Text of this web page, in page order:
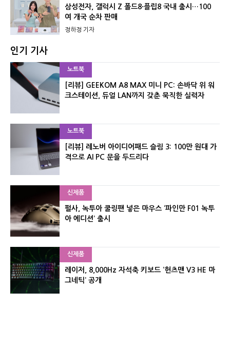
삼성전자, 갤럭시 Z 폴드8·플립8 국내 출시…100
여 개국 순차 판매
정하정 기자
인기 기사
노트북
[리뷰] GEEKOM A8 MAX 미니 PC: 손바닥 위 워
크스테이션, 듀얼 LAN까지 갖춘 묵직한 실력자
노트북
[리뷰] 레노버 아이디어패드 슬림 3: 100만 원대 가
격으로 AI PC 문을 두드리다
신제품
펄사, 녹투아 쿨링팬 넣은 마우스 ‘파인만 F01 녹투
아 에디션’ 출시
신제품
레이저, 8,000Hz 자석축 키보드 ‘헌츠맨 V3 HE 마
그네틱’ 공개